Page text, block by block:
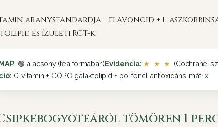
aranystandardja – flavonoid + L-
és ízületi RCT-k.
🟢 alacsony (tea formában)Evidencia: ★ ★ ★ (Cochrane-
C-vitamin + GOPO galaktolipid + polifenol antioxidáns-mátrix
tömören 1